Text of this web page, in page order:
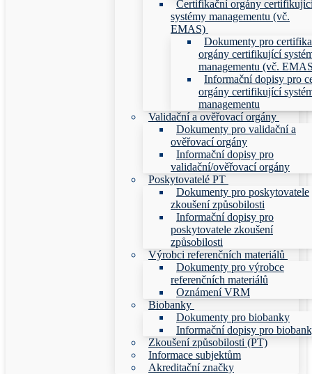
Certifikační orgány
systémy managementu (vč.
EMAS)
Dokumenty pro
orgány certifikující
managementu (vč.
Informační dopisy pro
orgány certifikující
managementu
Validační a ověřovací orgány
Dokumenty pro validační a
ověřovací orgány
Informační dopisy pro
validační/ověřovací orgány
Poskytovatelé PT
Dokumenty pro poskytovatele
zkoušení způsobilosti
Informační dopisy pro
poskytovatele zkoušení
způsobilosti
Výrobci referenčních materiálů
Dokumenty pro výrobce
referenčních materiálů
Oznámení VRM
Biobanky
Dokumenty pro biobanky
Informační dopisy pro
Zkoušení způsobilosti (PT)
Informace subjektům
Akreditační značky